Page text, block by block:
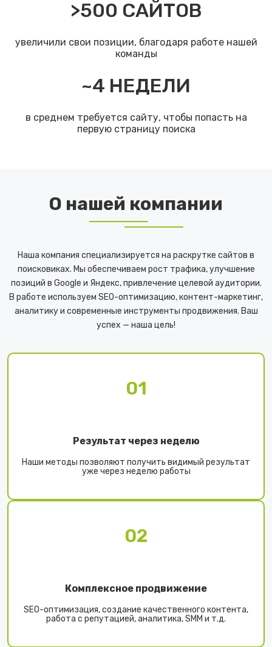
>500 САЙТОВ
увеличили свои позиции, благодаря работе нашей
команды
~4 НЕДЕЛИ
в среднем требуется сайту, чтобы попасть на
первую страницу поиска
О нашей компании
Наша компания специализируется на раскрутке сайтов в
поисковиках. Мы обеспечиваем рост трафика, улучшение
позиций в Google и Яндекс, привлечение целевой аудитории.
В работе используем SEO-оптимизацию, контент-маркетинг,
аналитику и современные инструменты продвижения. Ваш
успех — наша цель!
01
Результат через неделю
Наши методы позволяют получить видимый результат
уже через неделю работы
02
Комплексное продвижение
SEO-оптимизация, создание качественного контента,
работа с репутацией, аналитика, SMM и т.д.